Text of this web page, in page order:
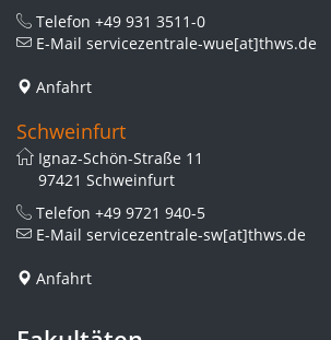
Telefon +49 931 3511-0
E-Mail servicezentrale-wue[at]thws.de
Anfahrt
Schweinfurt
Ignaz-Schön-Straße 11
97421 Schweinfurt
Telefon +49 9721 940-5
E-Mail servicezentrale-sw[at]thws.de
Anfahrt